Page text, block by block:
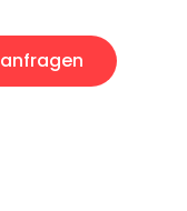
anfragen